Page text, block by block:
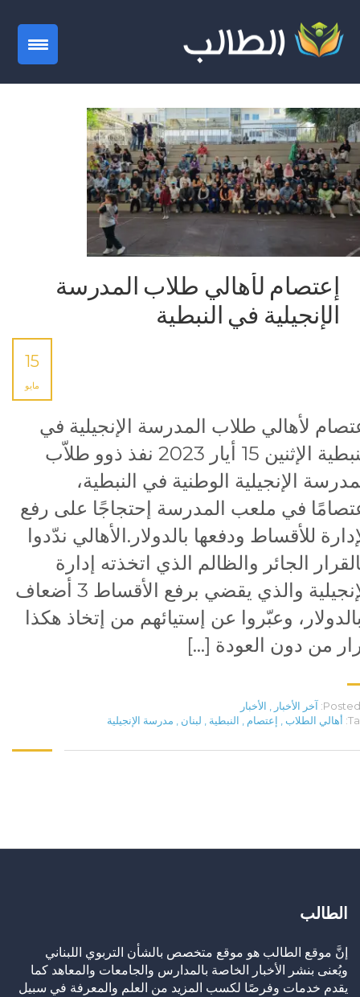
إعتصام لأهالي طلاب المدرسة
الإنجيلية في النبطية
15
مايو
لأهالي طلاب المدرسة الإنجيلية في
النبطية الإثنين 15 أيار 2023 نفذ ذوو طلاّب
الإنجيلية الوطنية في النبطية،
في ملعب المدرسة إحتجاجًا على رفع
للأقساط ودفعها بالدولار.الأهالي ندّدوا
الجائر والظالم الذي اتخذته إدارة
الإنجيلية والذي يقضي برفع الأقساط 3 أضعاف
وعبّروا عن إستيائهم من إتخاذ هكذا
من دون العودة […]
Posted آخر الأخبار , الأخبار
أهالي الطلاب, إعتصام , النبطية , لبنان , مدرسة الإنجيلية
الطالب
إنَّ موقع الطالب هو موقع متخصص بالشأن التربوي اللبناني
ويُعنى بنشر الأخبار الخاصة بالمدارس والجامعات والمعاهد كما
يقدم خدمات وفرصًا لكسب المزيد من العلم والمعرفة في سبيل